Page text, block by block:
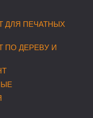
ДЛЯ ПЕЧАТНЫХ
ПО ДЕРЕВУ И